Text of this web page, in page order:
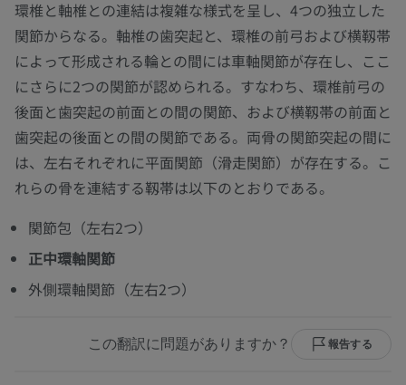
環椎と軸椎との連結は複雑な様式を呈し、4つの独立した
関節からなる。軸椎の歯突起と、環椎の前弓および横靱帯
によって形成される輪との間には車軸関節が存在し、ここ
にさらに2つの関節が認められる。すなわち、環椎前弓の
後面と歯突起の前面との間の関節、および横靱帯の前面と
歯突起の後面との間の関節である。両骨の関節突起の間に
は、左右それぞれに平面関節（滑走関節）が存在する。こ
れらの骨を連結する靱帯は以下のとおりである。
関節包（左右2つ）
正中環軸関節
外側環軸関節（左右2つ）
この翻訳に問題がありますか？ 報告する